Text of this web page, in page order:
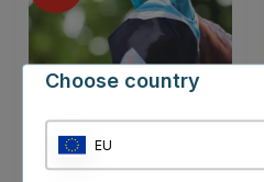
Choose country
EU